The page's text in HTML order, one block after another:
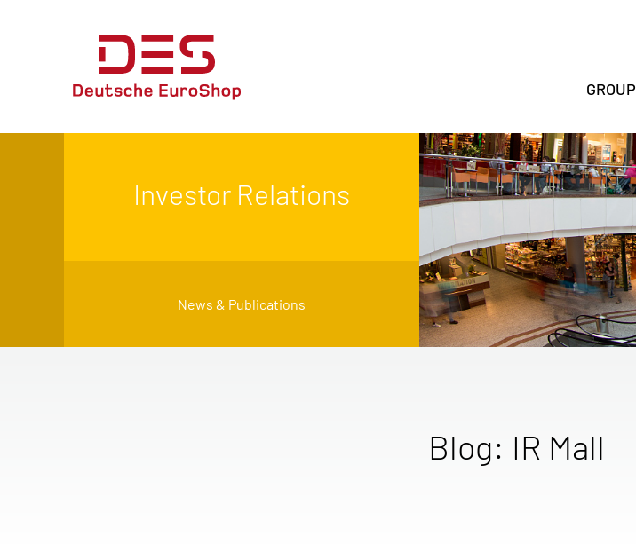
GROUP
Investor Relations
News & Publications
Blog: IR Mall